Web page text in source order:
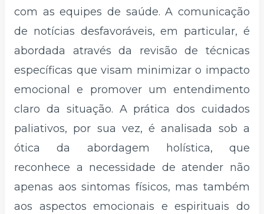
com as equipes de saúde. A comunicação
de notícias desfavoráveis, em particular, é
abordada através da revisão de técnicas
específicas que visam minimizar o impacto
emocional e promover um entendimento
claro da situação. A prática dos cuidados
paliativos, por sua vez, é analisada sob a
ótica da abordagem holística, que
reconhece a necessidade de atender não
apenas aos sintomas físicos, mas também
aos aspectos emocionais e espirituais do